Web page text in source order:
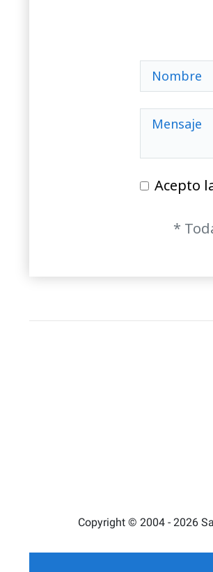
Acepto
*
Copyright © 2004 - 2026